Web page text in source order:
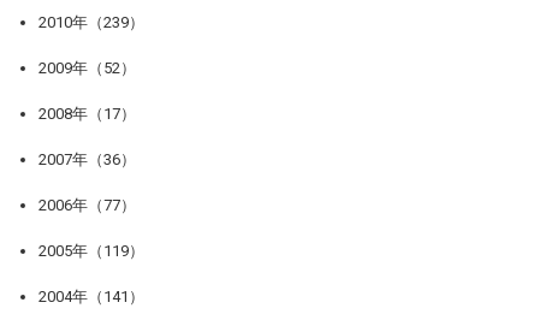
2010年（239）
2009年（52）
2008年（17）
2007年（36）
2006年（77）
2005年（119）
2004年（141）